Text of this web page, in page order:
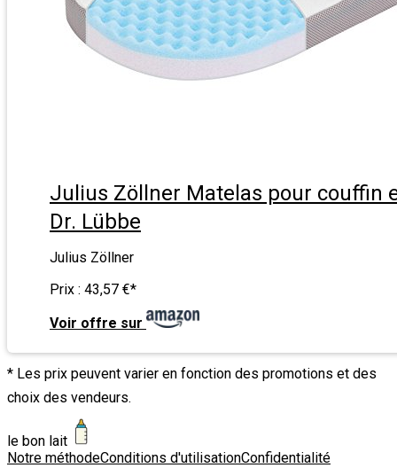
Julius Zöllner Matelas pour couffin
Dr. Lübbe
Julius Zöllner
Prix : 43,57 €*
Voir offre sur
* Les prix peuvent varier en fonction des promotions et des
choix des vendeurs.
le bon lait
Notre méthodeConditions d'utilisationConfidentialité